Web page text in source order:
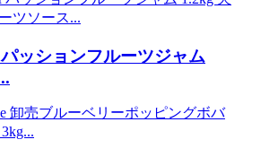
ッションフルーツジャム